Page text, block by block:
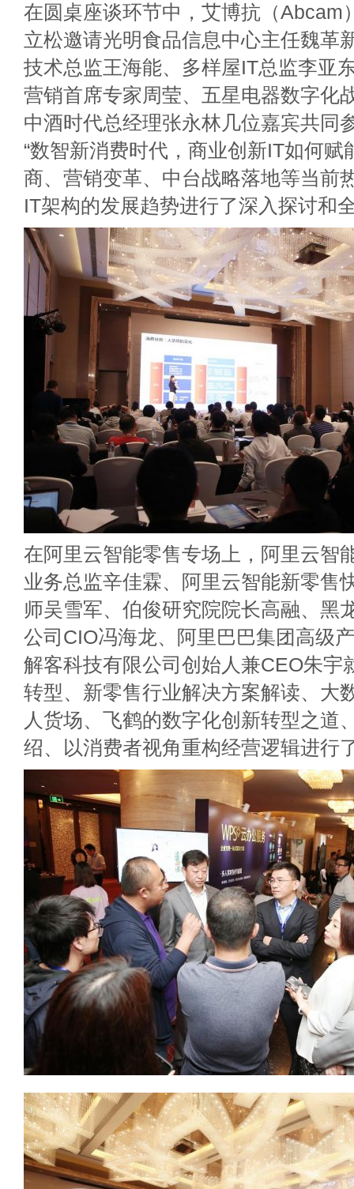
在圆桌座谈环节中，艾博抗（Abcam
立松邀请光明食品信息中心主任魏革
技术总监王海能、多样屋IT总监李亚
营销首席专家周莹、五星电器数字化
中酒时代总经理张永林几位嘉宾共同
“数智新消费时代，商业创新IT如何赋
商、营销变革、中台战略落地等当前
IT架构的发展趋势进行了深入探讨和
在阿里云智能零售专场上，阿里云智
业务总监辛佳霖、阿里云智能新零售
师吴雪军、伯俊研究院院长高融、黑
公司CIO冯海龙、阿里巴巴集团高级
解客科技有限公司创始人兼CEO朱宇
转型、新零售行业解决方案解读、大
人货场、飞鹤的数字化创新转型之道
绍、以消费者视角重构经营逻辑进行